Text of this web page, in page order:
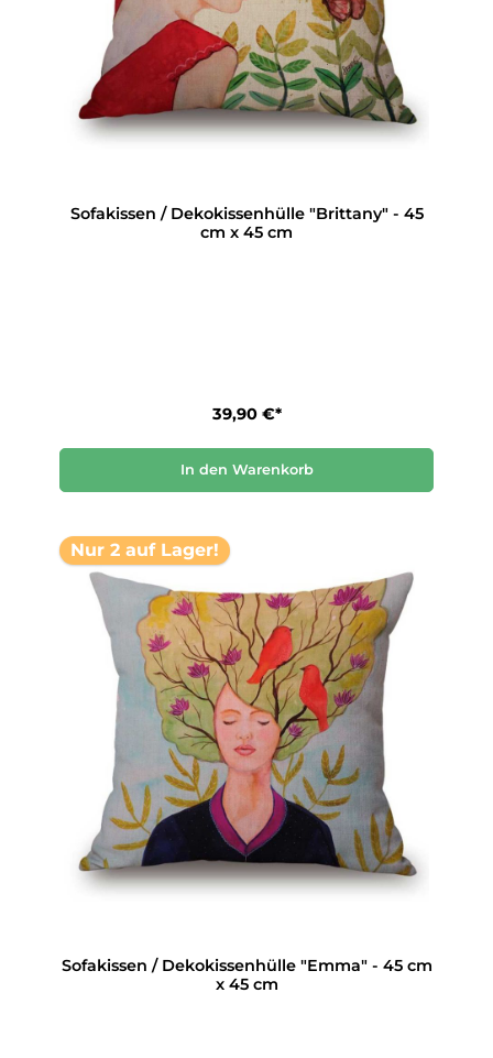
Sofakissen / Dekokissenhülle "Brittany" - 45
cm x 45 cm
39,90 €*
In den Warenkorb
Nur 2 auf Lager!
Sofakissen / Dekokissenhülle "Emma" - 45 cm
x 45 cm